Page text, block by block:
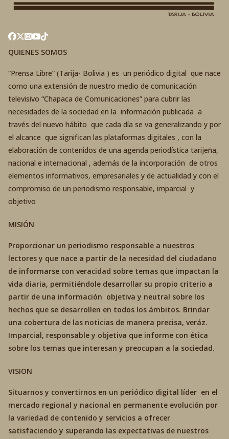
QUIENES SOMOS
“Prensa Libre” (Tarija- Bolivia ) es un periódico digital que nace
como una extensión de nuestro medio de comunicación
televisivo “Chapaca de Comunicaciones” para cubrir las
necesidades de la sociedad en la información publicada a
través del nuevo hábito que cada día se va generalizando y por
el alcance que significan las plataformas digitales , con la
elaboración de contenidos de una agenda periodística tarijeña,
nacional e internacional , además de la incorporación de otros
elementos informativos, empresariales y de actualidad y con el
compromiso de un periodismo responsable, imparcial y
objetivo
MISIÓN
Proporcionar un periodismo responsable a nuestros
lectores y que nace a partir de la necesidad del ciudadano
de informarse con veracidad sobre temas que impactan la
vida diaria, permitiéndole desarrollar su propio criterio a
partir de una información objetiva y neutral sobre los
hechos que se desarrollen en todos los ámbitos. Brindar
una cobertura de las noticias de manera precisa, veráz.
Imparcial, responsable y objetiva que informe con ética
sobre los temas que interesan y preocupan a la sociedad.
VISION
Situarnos y convertirnos en un periódico digital líder en el
mercado regional y nacional en permanente evolución por
la variedad de contenido y servicios a ofrecer
satisfaciendo y superando las expectativas de nuestros